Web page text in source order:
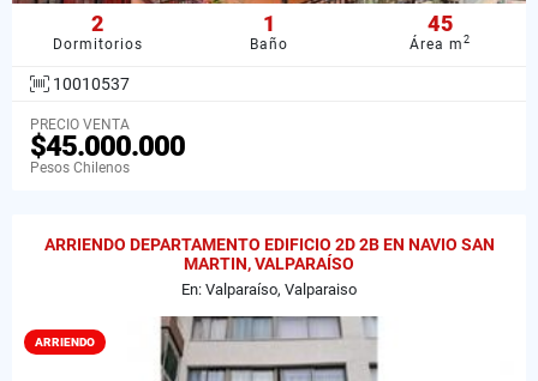
2
Dormitorios
1
Baño
45
Área m2
10010537
PRECIO VENTA
$45.000.000
Pesos Chilenos
ARRIENDO DEPARTAMENTO EDIFICIO 2D 2B EN NAVIO SAN
MARTIN, VALPARAÍSO
En: Valparaíso, Valparaiso
ARRIENDO